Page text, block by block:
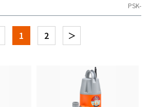
PSK-
1 2 ＞